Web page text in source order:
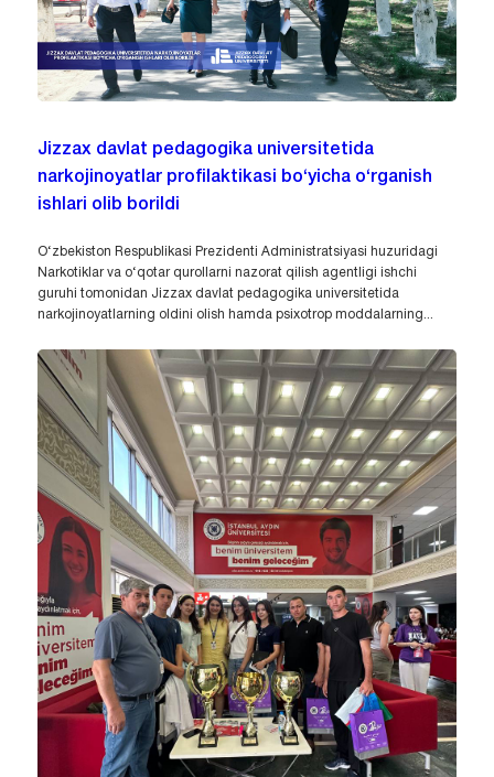
Jizzax davlat pedagogika universitetida
narkojinoyatlar profilaktikasi bo‘yicha o‘rganish
ishlari olib borildi
O‘zbekiston Respublikasi Prezidenti Administratsiyasi huzuridagi
Narkotiklar va o‘qotar qurollarni nazorat qilish agentligi ishchi
guruhi tomonidan Jizzax davlat pedagogika universitetida
narkojinoyatlarning oldini olish hamda psixotrop moddalarning...